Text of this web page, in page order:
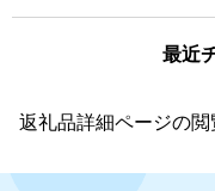
最近
返礼品詳細ページの閲